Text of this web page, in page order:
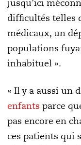
jusqu’ici
difficultés telles
médicaux, un
populations
inhabituel ».
« Il y a aussi un
enfants parce
pas encore en
ces patients qui